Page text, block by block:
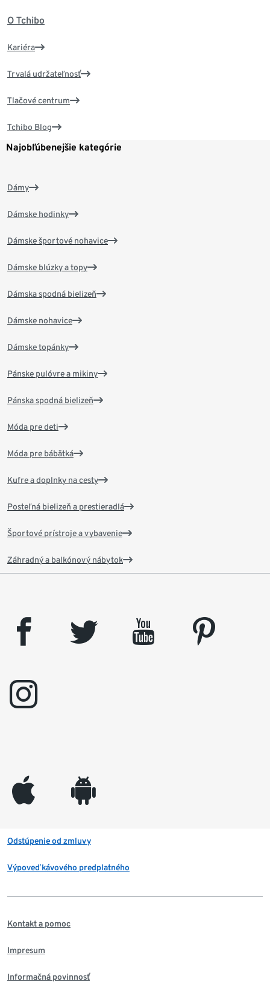
O Tchibo
Kariéra
Trvalá udržateľnosť
Tlačové centrum
Tchibo Blog
Najobľúbenejšie kategórie
Dámy
Dámske hodinky
Dámske športové nohavice
Dámske blúzky a topy
Dámska spodná bielizeň
Dámske nohavice
Dámske topánky
Pánske pulóvre a mikiny
Pánska spodná bielizeň
Móda pre deti
Móda pre bábätká
Kufre a doplnky na cesty
Posteľná bielizeň a prestieradlá
Športové prístroje a vybavenie
Záhradný a balkónový nábytok
facebook twitter youtube
pinterest
instagram
appleinc android
Odstúpenie od zmluvy
Výpoveď kávového predplatného
Kontakt a pomoc
Impresum
Informačná povinnosť